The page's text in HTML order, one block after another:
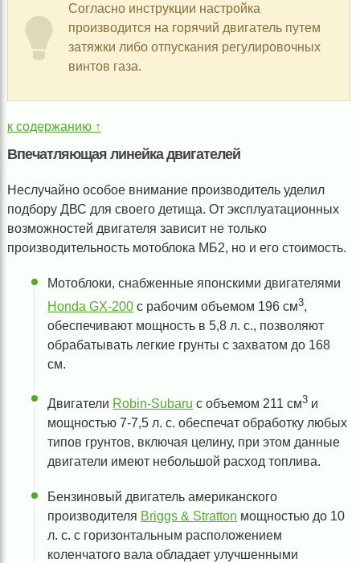
Согласно инструкции настройка
производится на горячий двигатель путем
затяжки либо отпускания регулировочных
винтов газа.
к содержанию ↑
Впечатляющая линейка двигателей
Неслучайно особое внимание производитель уделил
подбору ДВС для своего детища. От эксплуатационных
возможностей двигателя зависит не только
производительность мотоблока МБ2, но и его стоимость.
Мотоблоки, снабженные японскими двигателями
Honda GX-200 с рабочим объемом 196 см3,
обеспечивают мощность в 5,8 л. с., позволяют
обрабатывать легкие грунты с захватом до 168
см.
Двигатели Robin-Subaru с объемом 211 см3 и
мощностью 7-7,5 л. с. обеспечат обработку любых
типов грунтов, включая целину, при этом данные
двигатели имеют небольшой расход топлива.
Бензиновый двигатель американского
производителя Briggs & Stratton мощностью до 10
л. с. с горизонтальным расположением
коленчатого вала обладает улучшенными